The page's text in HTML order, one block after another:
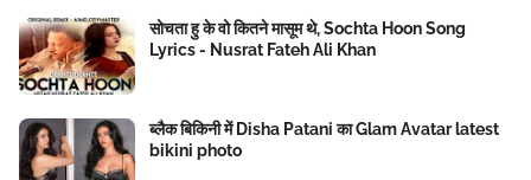
सोचता हु के वो कितने मासूम थे, Sochta Hoon Song
Lyrics - Nusrat Fateh Ali Khan
ब्लैक बिकिनी में Disha Patani का Glam Avatar latest
bikini photo